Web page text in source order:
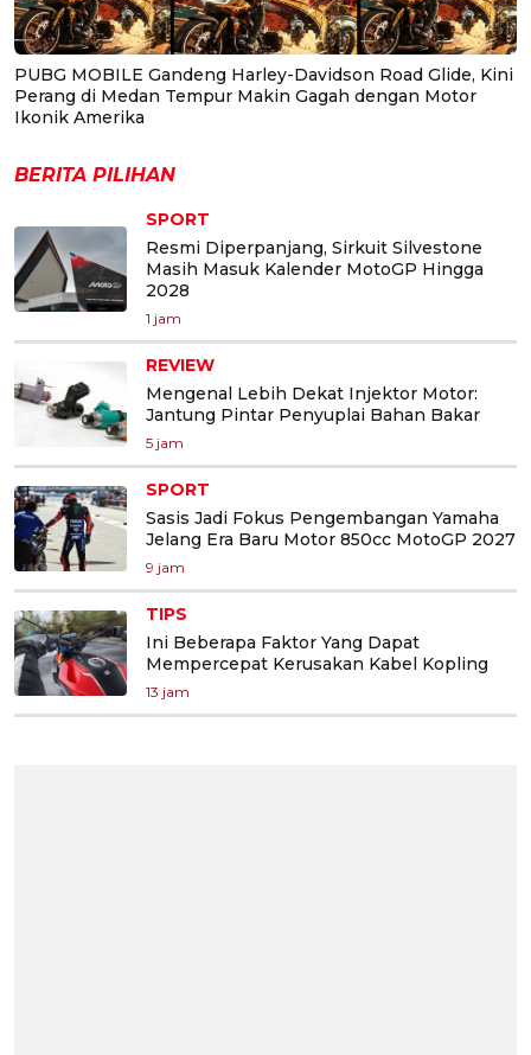
PUBG MOBILE Gandeng Harley-Davidson Road Glide, Kini
Perang di Medan Tempur Makin Gagah dengan Motor
Ikonik Amerika
BERITA PILIHAN
SPORT
Resmi Diperpanjang, Sirkuit Silvestone
Masih Masuk Kalender MotoGP Hingga
2028
1 jam
REVIEW
Mengenal Lebih Dekat Injektor Motor:
Jantung Pintar Penyuplai Bahan Bakar
5 jam
SPORT
Sasis Jadi Fokus Pengembangan Yamaha
Jelang Era Baru Motor 850cc MotoGP 2027
9 jam
TIPS
Ini Beberapa Faktor Yang Dapat
Mempercepat Kerusakan Kabel Kopling
13 jam